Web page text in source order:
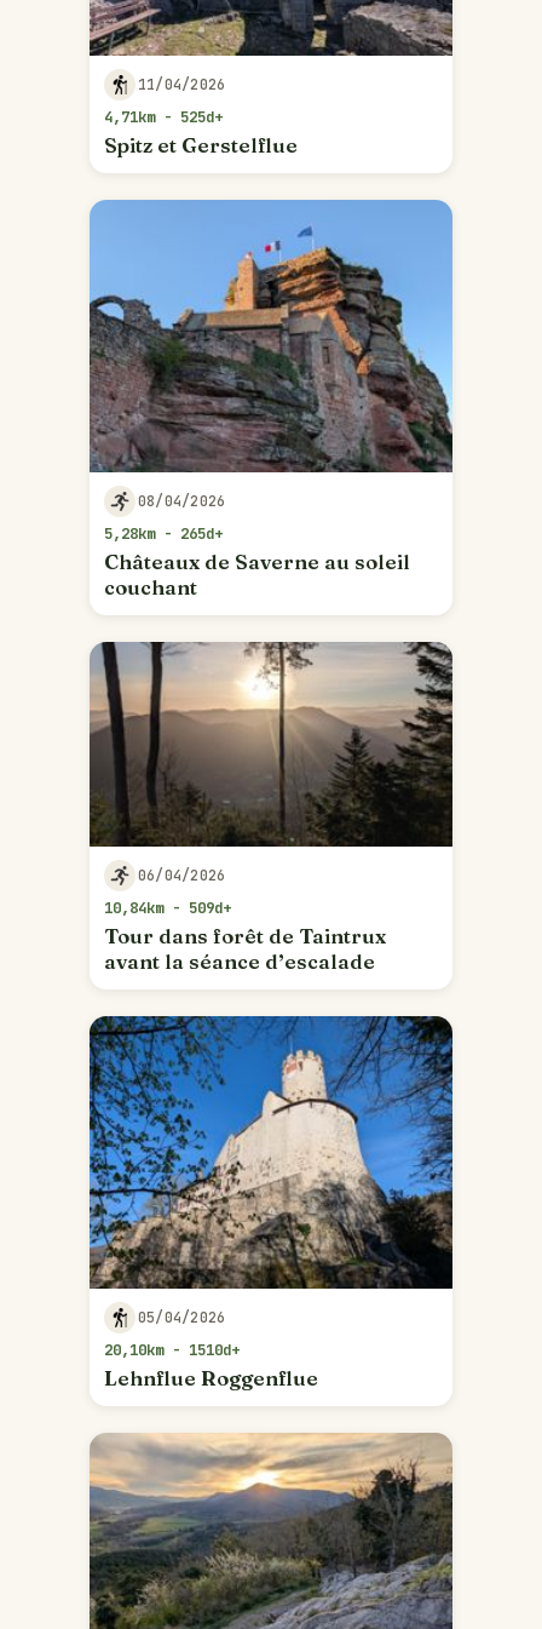
11/04/2026
4,71km - 525d+
Spitz et Gerstelflue
08/04/2026
5,28km - 265d+
Châteaux de Saverne au soleil
couchant
06/04/2026
10,84km - 509d+
Tour dans forêt de Taintrux
avant la séance d’escalade
05/04/2026
20,10km - 1510d+
Lehnflue Roggenflue